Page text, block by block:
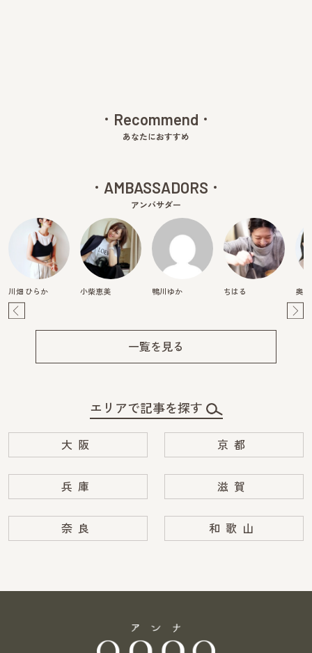
Recommend
あなたにおすすめ
AMBASSADORS
アンバサダー
川畑 ひらか 小柴恵美 鴨川ゆか ちはる 奥
一覧を見る
エリアで記事を探す
大阪 京都
兵庫 滋賀
奈良 和歌山